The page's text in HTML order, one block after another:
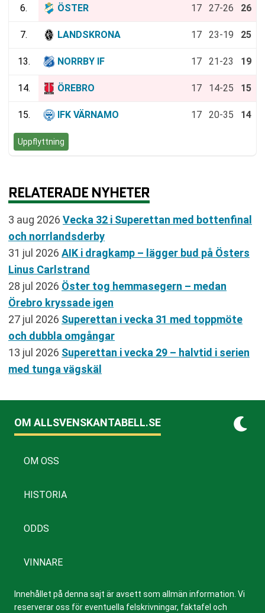
6. ÖSTER 17 27-26 26
7. LANDSKRONA 17 23-19 25
13. NORRBY IF 17 21-23 19
14. ÖREBRO 17 14-25 15
15. IFK VÄRNAMO 17 20-35 14
Uppflyttning
RELATERADE NYHETER
3 aug 2026 Vecka 32 i Superettan med bottenfinal
och norrlandsderby
31 jul 2026 AIK i dragkamp – lägger bud på Östers
Linus Carlstrand
28 jul 2026 Öster tog hemmasegern – medan
Örebro kryssade igen
27 jul 2026 Superettan i vecka 31 med toppmöte
och dubbla omgångar
13 jul 2026 Superettan i vecka 29 – halvtid i serien
med tunga vägskäl
OM ALLSVENSKANTABELL.SE
OM OSS
HISTORIA
ODDS
VINNARE
Innehållet på denna sajt är avsett som allmän information. Vi
reserverar oss för eventuella felskrivningar, faktafel och